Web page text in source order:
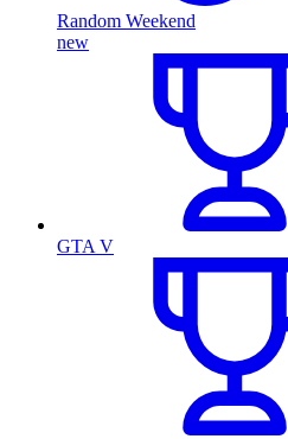
Random Weekend
new
GTA V